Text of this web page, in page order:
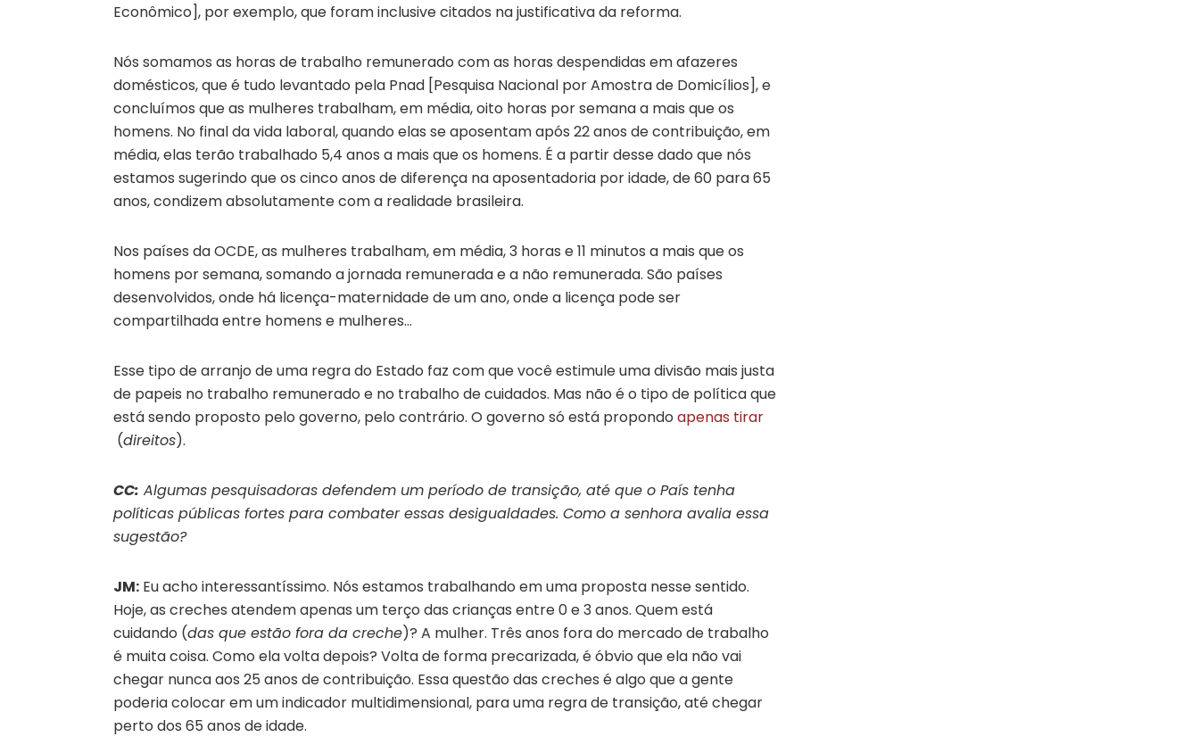
Econômico], por exemplo, que foram inclusive citados na justificativa da reforma.
Nós somamos as horas de trabalho remunerado com as horas despendidas em afazeres
domésticos, que é tudo levantado pela Pnad [Pesquisa Nacional por Amostra de Domicílios], e
concluímos que as mulheres trabalham, em média, oito horas por semana a mais que os
homens. No final da vida laboral, quando elas se aposentam após 22 anos de contribuição, em
média, elas terão trabalhado 5,4 anos a mais que os homens. É a partir desse dado que nós
estamos sugerindo que os cinco anos de diferença na aposentadoria por idade, de 60 para 65
anos, condizem absolutamente com a realidade brasileira.
Nos países da OCDE, as mulheres trabalham, em média, 3 horas e 11 minutos a mais que os
homens por semana, somando a jornada remunerada e a não remunerada. São países
desenvolvidos, onde há licença-maternidade de um ano, onde a licença pode ser
compartilhada entre homens e mulheres…
Esse tipo de arranjo de uma regra do Estado faz com que você estimule uma divisão mais justa
de papeis no trabalho remunerado e no trabalho de cuidados. Mas não é o tipo de política que
está sendo proposto pelo governo, pelo contrário. O governo só está propondo apenas tirar
(direitos).
CC: Algumas pesquisadoras defendem um período de transição, até que o País tenha
políticas públicas fortes para combater essas desigualdades. Como a senhora avalia essa
sugestão?
JM: Eu acho interessantíssimo. Nós estamos trabalhando em uma proposta nesse sentido.
Hoje, as creches atendem apenas um terço das crianças entre 0 e 3 anos. Quem está
cuidando (das que estão fora da creche)? A mulher. Três anos fora do mercado de trabalho
é muita coisa. Como ela volta depois? Volta de forma precarizada, é óbvio que ela não vai
chegar nunca aos 25 anos de contribuição. Essa questão das creches é algo que a gente
poderia colocar em um indicador multidimensional, para uma regra de transição, até chegar
perto dos 65 anos de idade.